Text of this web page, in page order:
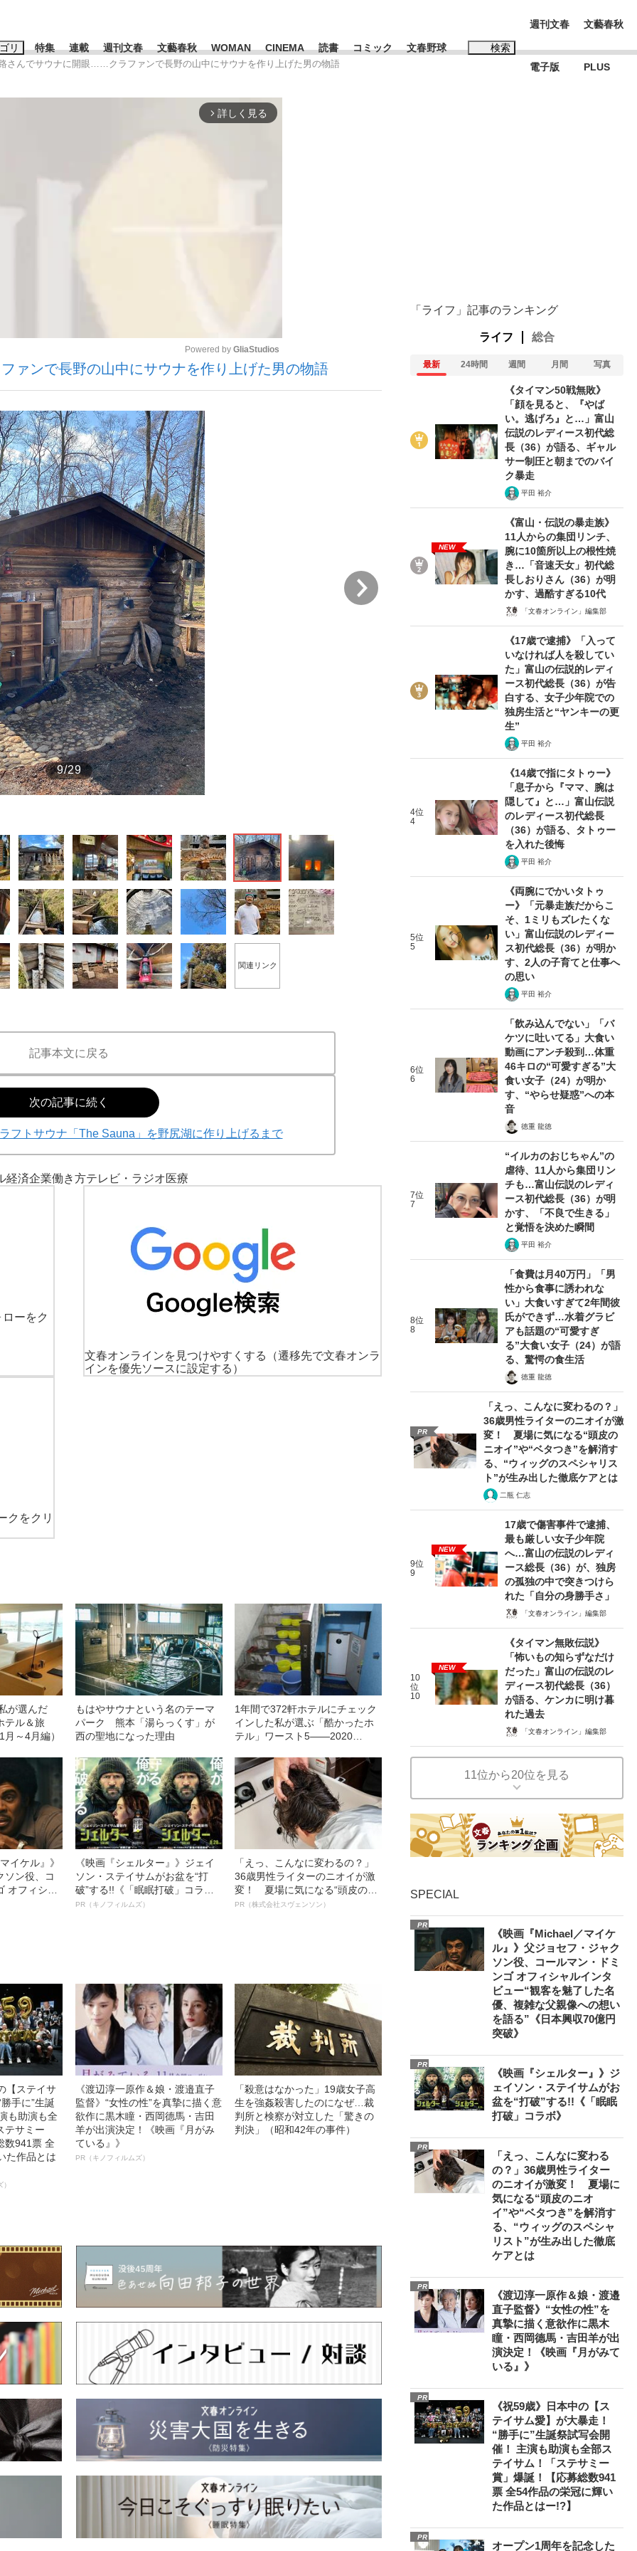
リ
選手が証言した“NPB聞... 「クマが悪者扱いされているのが悲しい」『北の国から』倉本聰氏（91...
カー日本代表・森保一監督...
もっと見る
特集
いまさら聞けない資産運用のすべて
もっと見る
連載 週刊文春 文藝春秋 WOMAN CINEMA 読書 コミック 文春野球 検索
週刊文春
電子版
文藝春秋
PLUS
さんでサウナに開眼……クラファンで長野の山中にサウナを作り上げた男の物語
arrow_forward_ios 詳しく見る
Mute
Powered by GliaStudios
ァンで長野の山中にサウナを作り上げた男の物語
9/29
10/29
関連リンク
記事本文に戻る
次の記事に続く
フトサウナ「The Sauna」を野尻湖に作り上げるまで
経済企業働き方テレビ・ラジオ医療
ーをク
文春オンラインを見つけやすくする
（遷移先で文春オンラ
インを優先ソースに設定する）
クをクリ
が選んだ
テル＆旅
～4月編）
もはやサウナという名のテーマ
パーク 熊本「湯らっくす」が
西の聖地になった理由
1年間で372軒ホテルにチェック
インした私が選ぶ「酷かったホ
テル」ワースト5――2020
イケル』》
ソン役、コ
オフィシャ
《映画『シェルター』》ジェイ
ソン・ステイサムがお盆を“打
破”する!!《「眠眠打破」コラ
ボ》
PR（キノフィルムズ）
「えっ、こんなに変わるの？」
36歳男性ライターのニオイが激
変！ 夏場に気になる“頭皮のニ
オイ”や“ベタつき”を解消す
PR（株式会社スヴェンソン）
【ステイサ
手に”生誕
も助演も全
テサミー
数941票 全
た作品とは
《渡辺淳一原作＆娘・渡邉直子
監督》“女性の性”を真摯に描く意
欲作に黒木瞳・西岡德馬・吉田
羊が出演決定！《映画『月がみ
ている』》
PR（キノフィルムズ）
「殺意はなかった」19歳女子高
生を強姦殺害したのになぜ…裁
判所と検察が対立した「驚きの
判決」（昭和42年の事件）
「ライフ」記事のランキング
ライフ 総合
最新 24時間 週間 月間 写真
《タイマン50戦無敗》
「顔を見ると、『やば
い。逃げろ』と…」富山
伝説のレディース初代総
長（36）が語る、ギャル
サー制圧と朝までのバイ
ク暴走
平田 裕介
NEW
《富山・伝説の暴走族》
11人からの集団リンチ、
腕に10箇所以上の根性焼
き…「音速天女」初代総
長しおりさん（36）が明
かす、過酷すぎる10代
「文春オンライン」編集部
《17歳で逮捕》「入って
いなければ人を殺してい
た」富山の伝説的レディ
ース初代総長（36）が告
白する、女子少年院での
独房生活と“ヤンキーの更
生”
平田 裕介
4位
4
《14歳で指にタトゥー》
「息子から『ママ、腕は
隠して』と…」富山伝説
のレディース初代総長
（36）が語る、タトゥー
を入れた後悔
平田 裕介
5位
5
《両腕にでかいタトゥ
ー》「元暴走族だからこ
そ、1ミリもズレたくな
い」富山伝説のレディー
ス初代総長（36）が明か
す、2人の子育てと仕事へ
の思い
平田 裕介
6位
6
「飲み込んでない」「バ
ケツに吐いてる」大食い
動画にアンチ殺到…体重
46キロの“可愛すぎる”大
食い女子（24）が明か
す、“やらせ疑惑”への本
音
徳重 龍徳
7位
7
“イルカのおじちゃん”の
虐待、11人から集団リン
チも…富山伝説のレディ
ース初代総長（36）が明
かす、「不良で生きる」
と覚悟を決めた瞬間
平田 裕介
8位
8
「食費は月40万円」「男
性から食事に誘われな
い」大食いすぎて2年間彼
氏ができず…水着グラビ
アも話題の“可愛すぎ
る”大食い女子（24）が語
る、驚愕の食生活
徳重 龍徳
PR
「えっ、こんなに変わるの？」
36歳男性ライターのニオイが激
変！ 夏場に気になる“頭皮の
ニオイ”や“ベタつき”を解消す
る、“ウィッグのスペシャリス
ト”が生み出した徹底ケアとは
二瓶 仁志
9位
9
NEW
17歳で傷害事件で逮捕、
最も厳しい女子少年院
へ…富山の伝説のレディ
ース総長（36）が、独房
の孤独の中で突きつけら
れた「自分の身勝手さ」
「文春オンライン」編集部
10
位
10
NEW
《タイマン無敗伝説》
「怖いもの知らずなだけ
だった」富山の伝説のレ
ディース初代総長（36）
が語る、ケンカに明け暮
れた過去
「文春オンライン」編集部
11位から20位を見る
SPECIAL
PR
《映画『Michael／マイケ
ル』》父ジョセフ・ジャク
ソン役、コールマン・ドミ
ンゴ オフィシャルインタ
ビュー“観客を魅了した名
優、複雑な父親像への想い
を語る”《日本興収70億円
突破》
PR
《映画『シェルター』》ジ
ェイソン・ステイサムがお
盆を“打破”する!!《「眠眠
打破」コラボ》
PR
「えっ、こんなに変わる
の？」36歳男性ライター
のニオイが激変！ 夏場に
気になる“頭皮のニオ
イ”や“ベタつき”を解消す
る、“ウィッグのスペシャ
リスト”が生み出した徹底
ケアとは
PR
《渡辺淳一原作＆娘・渡邉
直子監督》“女性の性”を
真摯に描く意欲作に黒木
瞳・西岡德馬・吉田羊が出
演決定！《映画『月がみて
いる』》
PR
《祝59歳》日本中の【ス
テイサム愛】が大暴走！
“勝手に”生誕祭試写会開
催！ 主演も助演も全部ス
テイサム！「ステサミー
賞」爆誕！【応募総数941
票 全54作品の栄冠に輝い
た作品とはー!?】
PR
オープン1周年を記念した